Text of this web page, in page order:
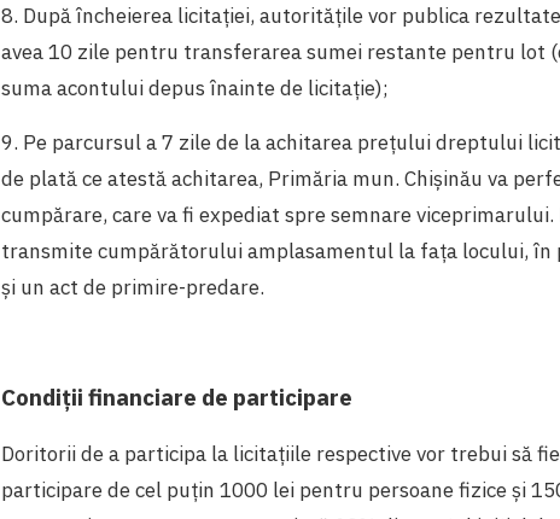
8. După încheierea licitației, autoritățile vor publica
avea 10 zile pentru transferarea sumei restante pentru lot
suma acontului depus înainte de licitație);
9. Pe parcursul a 7 zile de la achitarea prețului dreptului
de plată ce atestă achitarea, Primăria mun. Chișinău va
cumpărare, care va fi expediat spre semnare
transmite cumpărătorului amplasamentul la fața locului, în
și un act de primire-predare.
Condiții financiare de participare
Doritorii de a participa la licitațiile respective vor trebui să
participare de cel puțin 1000 lei pentru persoane fizice și